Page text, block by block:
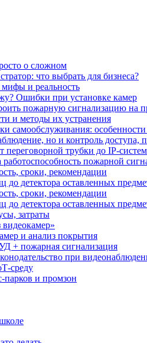
о сложном
что выбрать для бизнеса?
и реальность
Ошибки при установке камер
пожарную сигнализацию на
и методы их устранения
самообслуживания:
но и контроль доступа,
переговорной трубки до IP-
работоспособность пожарной
сроки, рекомендации
до детектора оставленных
сроки, рекомендации
до детектора оставленных
затраты
и анализ покрытия
+ пожарная сигнализация
при
и промзон